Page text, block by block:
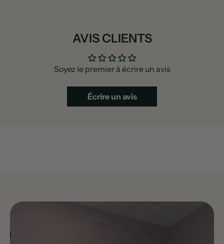
AVIS CLIENTS
Soyez le premier à écrire un avis
Écrire un avis